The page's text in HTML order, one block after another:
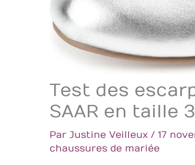
Test des
SAAR en taille
Par Justine Veilleux / 17
chaussures de mariée